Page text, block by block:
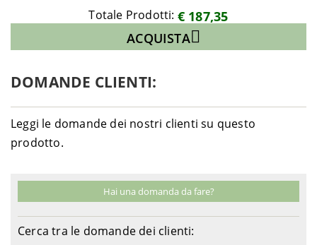
Totale Prodotti: € 187,35
ACQUISTA
DOMANDE CLIENTI:
Leggi le domande dei nostri clienti su questo
prodotto.
Hai una domanda da fare?
Cerca tra le domande dei clienti: